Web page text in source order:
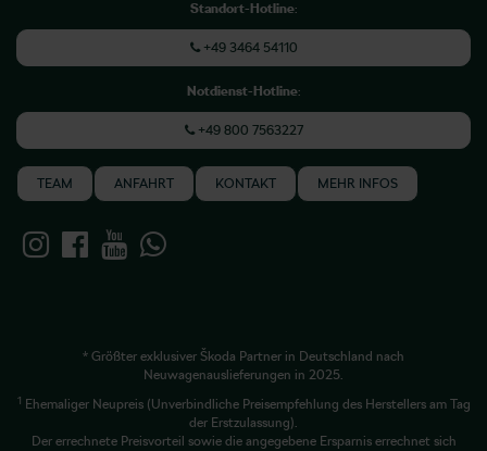
Standort-Hotline:
+49 3464 54110
Notdienst-Hotline:
+49 800 7563227
TEAM ANFAHRT KONTAKT MEHR INFOS
* Größter exklusiver Škoda Partner in Deutschland nach
Neuwagenauslieferungen in 2025.
1 Ehemaliger Neupreis (Unverbindliche Preisempfehlung des Herstellers am Tag
der Erstzulassung).
Der errechnete Preisvorteil sowie die angegebene Ersparnis errechnet sich